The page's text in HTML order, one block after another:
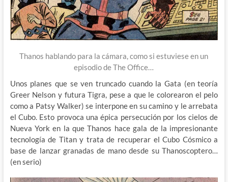
Thanos hablando para la cámara, como si estuviese en un
episodio de The Office…
Unos planes que se ven truncado cuando la Gata (en teoría
Greer Nelson y futura Tigra, pese a que le colorearon el pelo
como a Patsy Walker) se interpone en su camino y le arrebata
el Cubo. Esto provoca una épica persecución por los cielos de
Nueva York en la que Thanos hace gala de la impresionante
tecnología de Titan y trata de recuperar el Cubo Cósmico a
base de lanzar granadas de mano desde su Thanoscoptero…
(en serio)